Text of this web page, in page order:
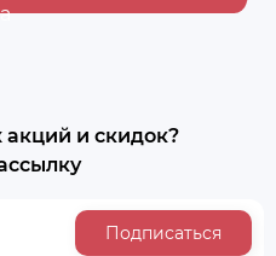
акций и скидок?
Подписаться